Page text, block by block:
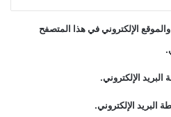
الإلكتروني في هذا المتصفح
الإلكتروني.
البريد الإلكتروني.